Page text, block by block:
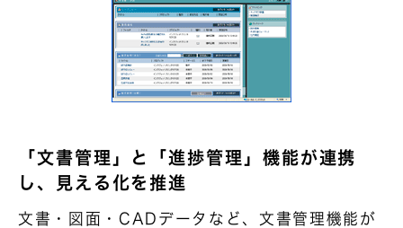
「文書管理」と「進捗管理」機能が連携
し、見える化を推進
文書・図面・CADデータなど、文書管理機能が